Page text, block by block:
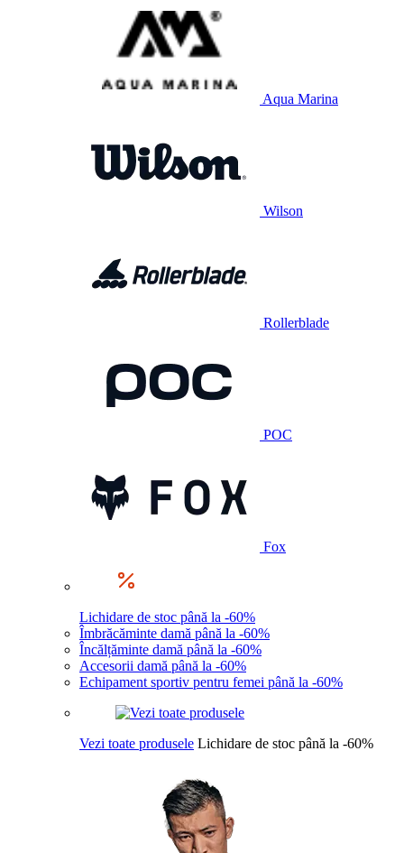
Aqua Marina
Wilson
Rollerblade
POC
Fox
Lichidare de stoc până la -60%
Îmbrăcăminte damă până la -60%
Încălțăminte damă până la -60%
Accesorii damă până la -60%
Echipament sportiv pentru femei până la -60%
Vezi toate produsele Lichidare de stoc până la -60%